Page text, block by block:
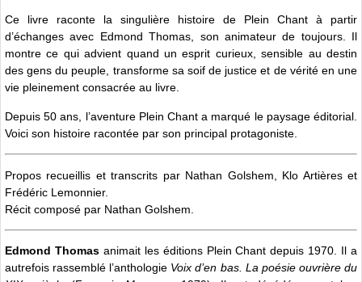
Ce livre raconte la singulière histoire de Plein Chant à partir
d’échanges avec Edmond Thomas, son animateur de toujours. Il
montre ce qui advient quand un esprit curieux, sensible au destin
des gens du peuple, transforme sa soif de justice et de vérité en une
vie pleinement consacrée au livre.
Depuis 50 ans, l’aventure Plein Chant a marqué le paysage éditorial.
Voici son histoire racontée par son principal protagoniste.
Propos recueillis et transcrits par Nathan Golshem, Klo Artières et
Frédéric Lemonnier.
Récit composé par Nathan Golshem.
Edmond Thomasanimait les éditions Plein Chant depuis 1970. Il a
autrefois rassemblé l’anthologie Voix d’en bas. La poésie ouvrière du